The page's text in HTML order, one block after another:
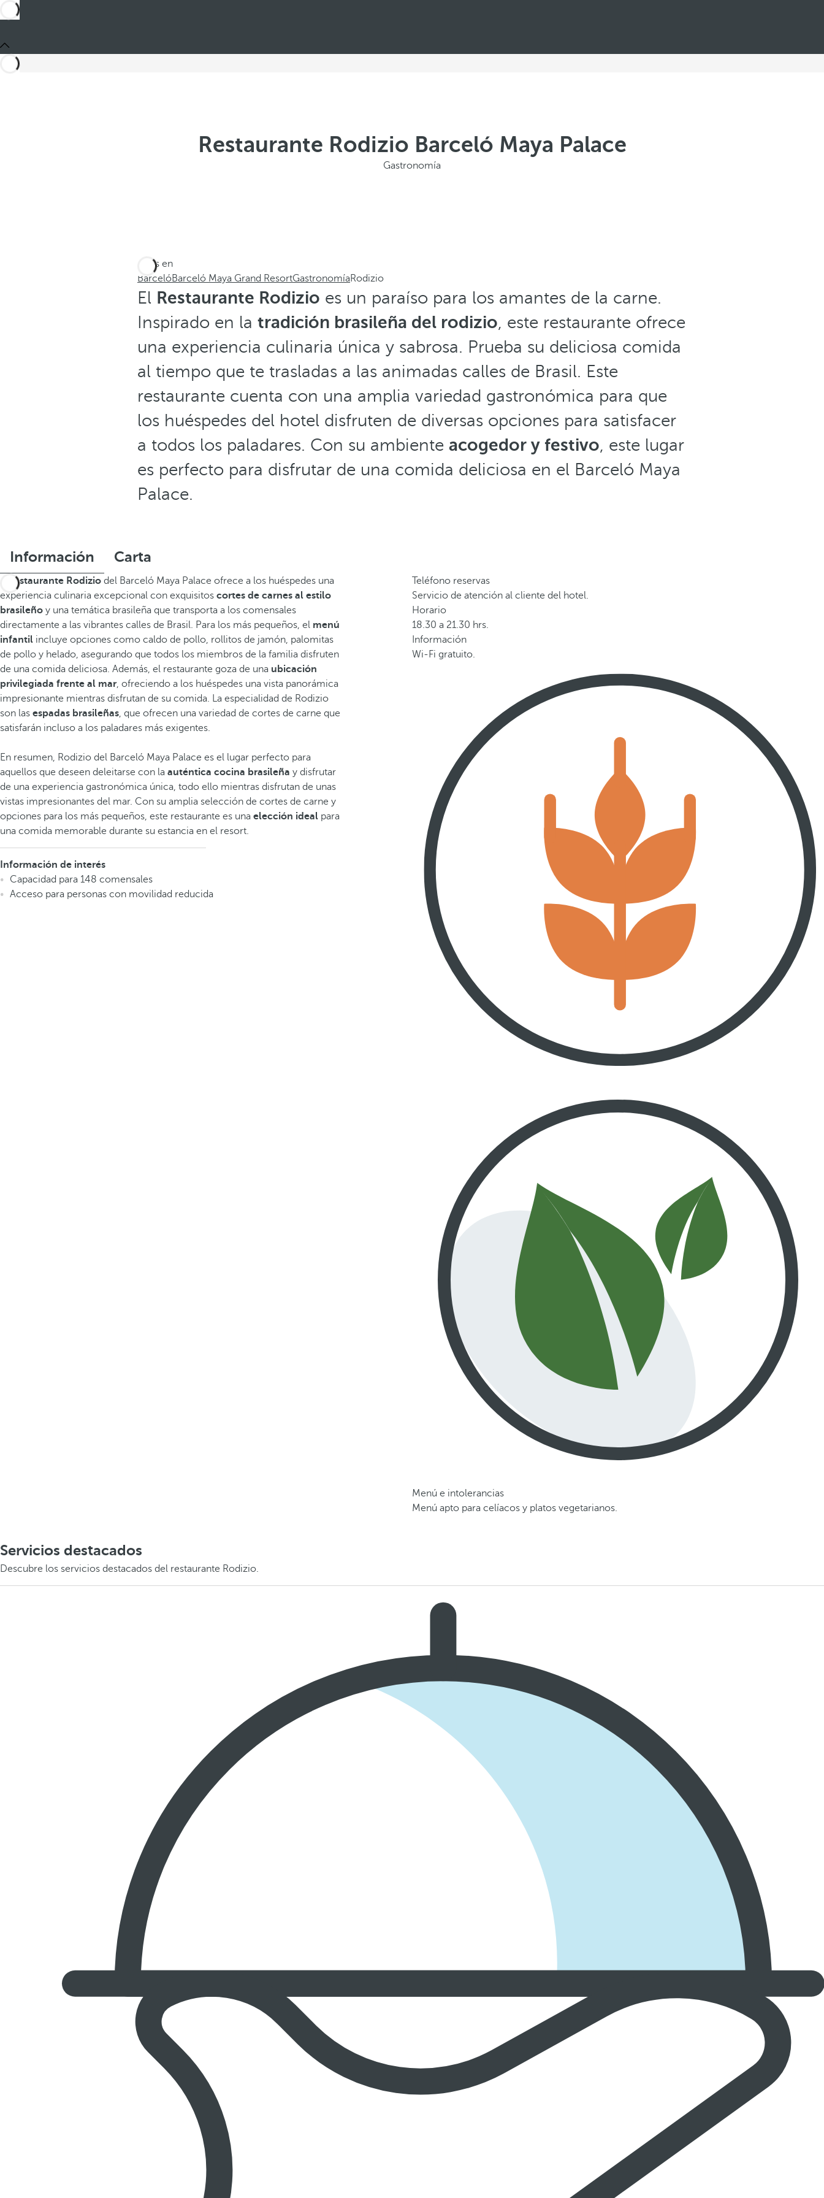
Restaurante Rodizio Barceló Maya Palace
Gastronomía
Estás en
BarcelóBarceló Maya Grand ResortGastronomíaRodizio
El Restaurante Rodizio es un paraíso para los amantes de la carne.
Inspirado en la tradición brasileña del rodizio, este restaurante ofrece
una experiencia culinaria única y sabrosa. Prueba su deliciosa comida
al tiempo que te trasladas a las animadas calles de Brasil. Este
restaurante cuenta con una amplia variedad gastronómica para que
los huéspedes del hotel disfruten de diversas opciones para satisfacer
a todos los paladares. Con su ambiente acogedor y festivo, este lugar
es perfecto para disfrutar de una comida deliciosa en el Barceló Maya
Palace.
Información Carta
restaurante Rodizio del Barceló Maya Palace ofrece a los huéspedes una
experiencia culinaria excepcional con exquisitos cortes de carnes al estilo
brasileño y una temática brasileña que transporta a los comensales
directamente a las vibrantes calles de Brasil. Para los más pequeños, el menú
infantil incluye opciones como caldo de pollo, rollitos de jamón, palomitas
de pollo y helado, asegurando que todos los miembros de la familia disfruten
de una comida deliciosa. Además, el restaurante goza de una ubicación
privilegiada frente al mar, ofreciendo a los huéspedes una vista panorámica
impresionante mientras disfrutan de su comida. La especialidad de Rodizio
son las espadas brasileñas, que ofrecen una variedad de cortes de carne que
satisfarán incluso a los paladares más exigentes.
En resumen, Rodizio del Barceló Maya Palace es el lugar perfecto para
aquellos que deseen deleitarse con la auténtica cocina brasileña y disfrutar
de una experiencia gastronómica única, todo ello mientras disfrutan de unas
vistas impresionantes del mar. Con su amplia selección de cortes de carne y
opciones para los más pequeños, este restaurante es una elección ideal para
una comida memorable durante su estancia en el resort.
Información de interés
Capacidad para 148 comensales
Acceso para personas con movilidad reducida
Teléfono reservas
Servicio de atención al cliente del hotel.
Horario
18.30 a 21.30 hrs.
Información
Wi-Fi gratuito.
Menú e intolerancias
Menú apto para celíacos y platos vegetarianos.
Servicios destacados
Descubre los servicios destacados del restaurante Rodizio.